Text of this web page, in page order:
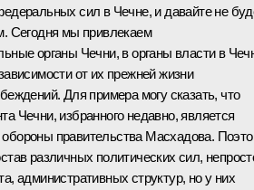
сил в Чечне, и давайте не
Сегодня мы привлекаем
органы Чечни, в органы власти в
от их прежней жизни
Для примера могу сказать, что
Чечни, избранного недавно, является
правительства Масхадова.
различных политических сил,
административных структур, но у них